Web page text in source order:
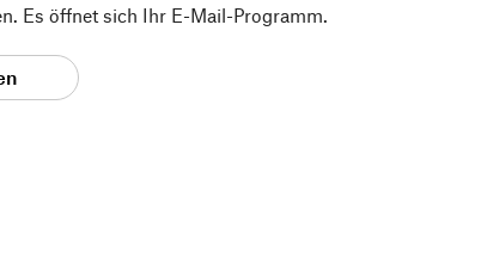
Es öffnet sich Ihr E-Mail-Programm.